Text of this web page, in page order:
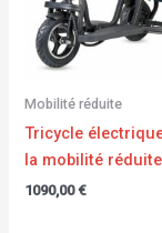
Mobilité réduite
Tricycle
la mobilité réduite
1090,00€